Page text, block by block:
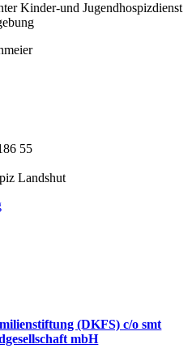
Kinder-und Jugendhospizdienst
55
Landshut
(DKFS) c/o smt
mbH